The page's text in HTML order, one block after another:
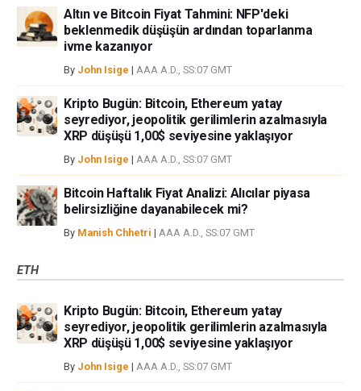
Altın ve Bitcoin Fiyat Tahmini: NFP'deki
beklenmedik düşüşün ardından toparlanma
ivme kazanıyor
By John Isige | AAA A.D., SS:07 GMT
Kripto Bugün: Bitcoin, Ethereum yatay
seyrediyor, jeopolitik gerilimlerin azalmasıyla
XRP düşüşü 1,00$ seviyesine yaklaşıyor
By John Isige | AAA A.D., SS:07 GMT
Bitcoin Haftalık Fiyat Analizi: Alıcılar piyasa
belirsizliğine dayanabilecek mi?
By Manish Chhetri | AAA A.D., SS:07 GMT
ETH
Kripto Bugün: Bitcoin, Ethereum yatay
seyrediyor, jeopolitik gerilimlerin azalmasıyla
XRP düşüşü 1,00$ seviyesine yaklaşıyor
By John Isige | AAA A.D., SS:07 GMT